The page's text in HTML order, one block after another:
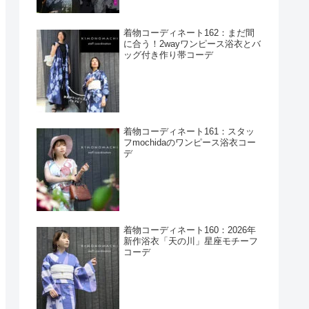
着物コーディネート162：まだ間
に合う！2wayワンピース浴衣とバ
ッグ付き作り帯コーデ
着物コーディネート161：スタッ
フmochidaのワンピース浴衣コー
デ
着物コーディネート160：2026年
新作浴衣「天の川」星座モチーフ
コーデ